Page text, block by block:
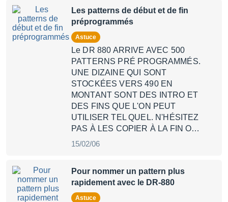
Les patterns de début et de fin
préprogrammés
Astuce
Le DR 880 ARRIVE AVEC 500
PATTERNS PRÉ PROGRAMMÉS.
UNE DIZAINE QUI SONT
STOCKÉES VERS 490 EN
MONTANT SONT DES INTRO ET
DES FINS QUE L'ON PEUT
UTILISER TEL QUEL. N'HÉSITEZ
PAS À LES COPIER À LA FIN O…
15/02/06
Pour nommer un pattern plus
rapidement avec le DR-880
Astuce